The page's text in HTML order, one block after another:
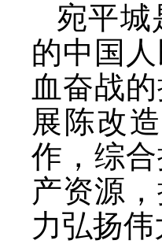
宛平城
的中国
血奋战
展陈改
作，综
产资源
力弘扬伟